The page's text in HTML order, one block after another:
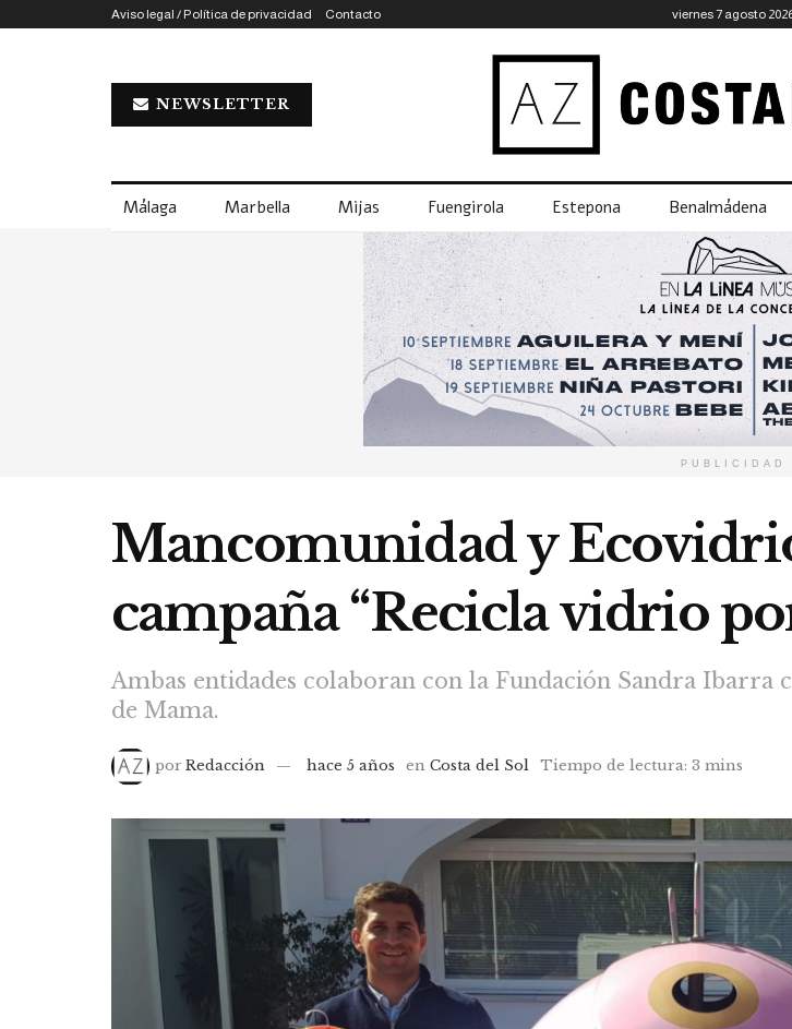
Aviso legal / Política de privacidad Contacto viernes 7 agosto
NEWSLETTER
Málaga Marbella Mijas Fuengirola Estepona Benalmádena
PUBLICIDAD
Mancomunidad y
campaña “Recicla vidrio
Ambas entidades colaboran con la Fundación Sandra Ibarra
de Mama.
por Redacción hace 5 años en Costa del Sol Tiempo de lectura: 3 mins